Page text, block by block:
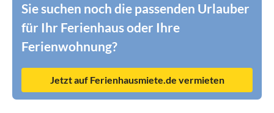
Sie suchen noch die passenden Urlauber
für Ihr Ferienhaus oder Ihre
Ferienwohnung?
Jetzt auf Ferienhausmiete.de vermieten